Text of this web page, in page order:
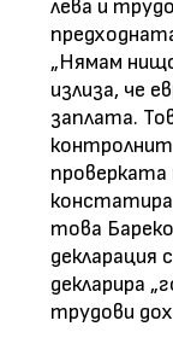
лева и
„Нямам
излиза, че
заплата.
това
декларация
декларира
трудови